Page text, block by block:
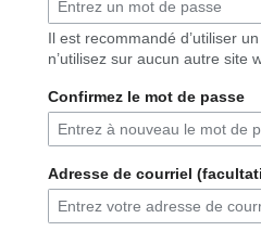
Il est recommandé d’utiliser
n’utilisez sur aucun autre site
Confirmez le mot de passe
Adresse de courriel